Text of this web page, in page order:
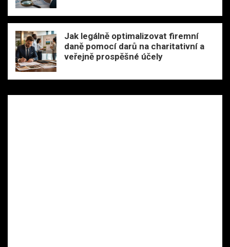
Jak legálně optimalizovat firemní
daně pomocí darů na charitativní a
veřejně prospěšné účely